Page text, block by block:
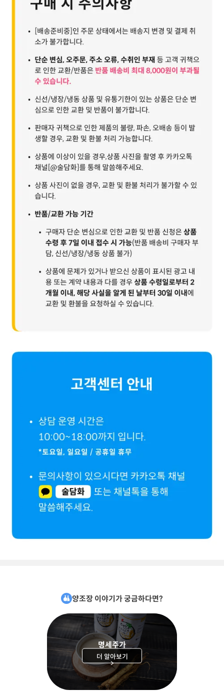
양조장 이야기가 궁금하다면?
명세주가
더 알아보기
>